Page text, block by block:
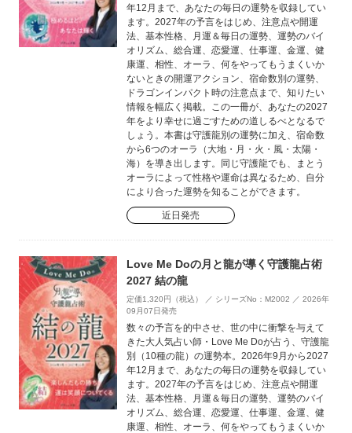
年12月まで、あなたの毎日の運勢を収録してい
ます。2027年の予言をはじめ、注意点や開運
法、基本性格、月運＆毎日の運勢、運勢のバイ
オリズム、総合運、恋愛運、仕事運、金運、健
康運、相性、オーラ、何をやってもうまくいか
ないときの開運アクション、宿命数別の運勢、
ドラゴンインパクト時の注意点まで、知りたい
情報を幅広く掲載。この一冊が、あなたの2027
年をより幸せに過ごすための道しるべとなるで
しょう。本書は守護龍別の運勢に加え、宿命数
から6つのオーラ（大地・月・火・風・太陽・
海）を導き出します。同じ守護龍でも、まとう
オーラによって性格や運命は異なるため、自分
により合った運勢を知ることができます。
近日発売
Love Me Doの月と龍が導く守護龍占術
2027 結の龍
定価1,320円（税込） ／ シリーズNo：M2002 ／ 2026年
09月07日発売
数々の予言を的中させ、世の中に衝撃を与えて
きた大人気占い師・Love Me Doが占う、守護龍
別（10種の龍）の運勢本。2026年9月から2027
年12月まで、あなたの毎日の運勢を収録してい
ます。2027年の予言をはじめ、注意点や開運
法、基本性格、月運＆毎日の運勢、運勢のバイ
オリズム、総合運、恋愛運、仕事運、金運、健
康運、相性、オーラ、何をやってもうまくいか